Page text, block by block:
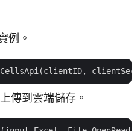
例。
傳到雲端儲存。